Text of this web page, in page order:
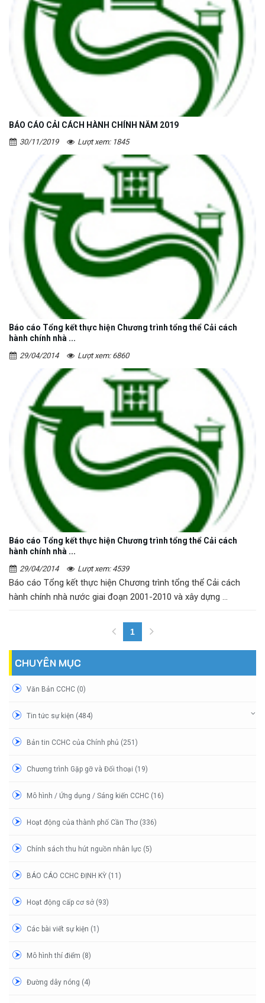
BÁO CÁO CẢI CÁCH HÀNH CHÍNH NĂM 2019
30/11/2019 Lượt xem: 1845
Báo cáo Tổng kết thực hiện Chương trình tổng thể Cải cách
hành chính nhà ...
29/04/2014 Lượt xem: 6860
Báo cáo Tổng kết thực hiện Chương trình tổng thể Cải cách
hành chính nhà ...
29/04/2014 Lượt xem: 4539
Báo cáo Tổng kết thực hiện Chương trình tổng thể Cải cách
hành chính nhà nước giai đoạn 2001-2010 và xây dựng ...
1(current)
CHUYÊN MỤC
Văn Bản CCHC (0)
Tin tức sự kiện (484)
Bản tin CCHC của Chính phủ (251)
Chương trình Gặp gỡ và Đối thoại (19)
Mô hình / Ứng dụng / Sáng kiến CCHC (16)
Hoạt động của thành phố Cần Thơ (336)
Chính sách thu hút nguồn nhân lực (5)
BÁO CÁO CCHC ĐỊNH KỲ (11)
Hoạt động cấp cơ sở (93)
Các bài viết sự kiện (1)
Mô hình thí điểm (8)
Đường dây nóng (4)